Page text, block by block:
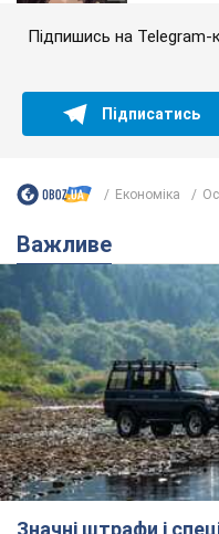
Підпишись на Telegram-
Підписатись
Економіка
Важливе
Значні штрафи і